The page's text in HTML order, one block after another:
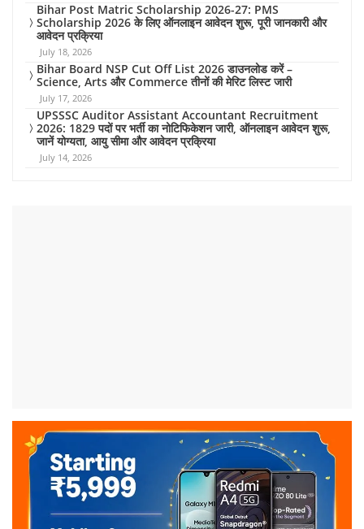
Bihar Post Matric Scholarship 2026-27: PMS
Scholarship 2026 के लिए ऑनलाइन आवेदन शुरू, पूरी जानकारी और
आवेदन प्रक्रिया
July 18, 2026
Bihar Board NSP Cut Off List 2026 डाउनलोड करें –
Science, Arts और Commerce तीनों की मेरिट लिस्ट जारी
July 17, 2026
UPSSSC Auditor Assistant Accountant Recruitment
2026: 1829 पदों पर भर्ती का नोटिफिकेशन जारी, ऑनलाइन आवेदन शुरू,
जानें योग्यता, आयु सीमा और आवेदन प्रक्रिया
July 14, 2026